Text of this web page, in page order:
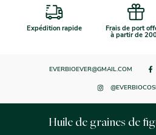
Expédition rapide Frais de port
à partir de
EVERBIOEVER@GMAIL.COM
Huile de graines de